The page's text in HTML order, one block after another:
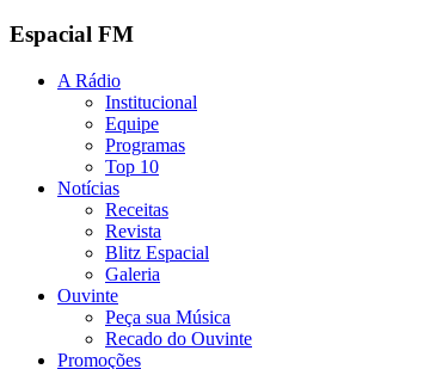
Espacial FM
A Rádio
Institucional
Equipe
Programas
Top 10
Notícias
Receitas
Revista
Blitz Espacial
Galeria
Ouvinte
Peça sua Música
Recado do Ouvinte
Promoções